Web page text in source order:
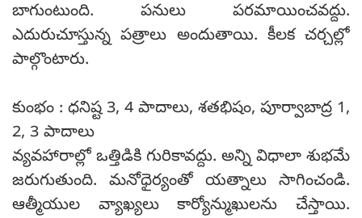
బాగుంటుంది. పనులు పరమాయించవద్దు.
ఎదురుచూస్తున్న పత్రాలు అందుతాయి. కీలక చర్చల్లో
పాల్గొంటారు.
కుంభం : ధనిష్ట 3, 4 పాదాలు, శతభిషం, పూర్వాబాద్ర 1,
2, 3 పాదాలు
వ్యవహారాల్లో ఒత్తిడికి గురికావద్దు. అన్ని విధాలా శుభమే
జరుగుతుంది. మనోధైర్యంతో యత్నాలు సాగించండి.
ఆత్మీయుల వ్యాఖ్యలు కార్యోన్ముఖులను చేస్తాయి.